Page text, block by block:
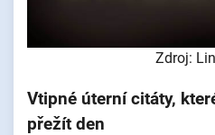
Zdroj:
Vtipné úterní citáty,
přežít den